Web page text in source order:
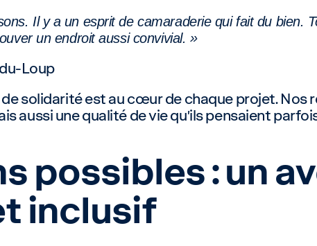
Il y a un esprit de camaraderie qui fait du bien.
un endroit aussi convivial. »
Loup
solidarité est au cœur de chaque projet. Nos
aussi une qualité de vie qu’ils pensaient
possibles : un
inclusif